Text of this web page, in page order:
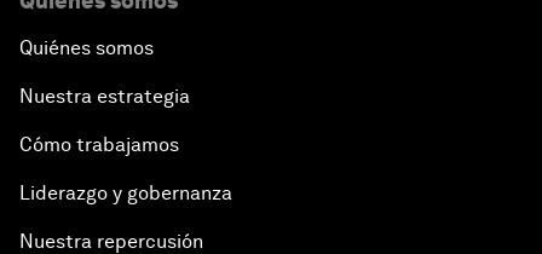
Quiénes somos
Nuestra estrategia
Cómo trabajamos
Liderazgo y gobernanza
Nuestra repercusión